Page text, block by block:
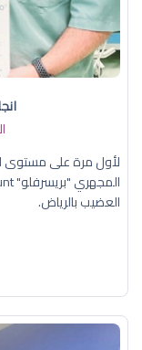
لأول مرة على مستوى
العضيب بالرياض.